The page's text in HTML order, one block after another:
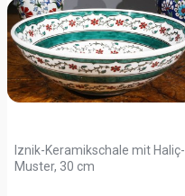
Iznik-Keramikschale mit Haliç-
Muster, 30 cm